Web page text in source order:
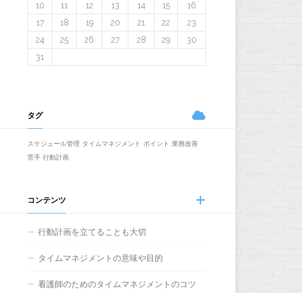
10
11 12 13 14 15
16
17
18 19 20 21 22
23
24
25 26 27 28 29
30
31
タグ
スケジュール管理 タイムマネジメント ポイント 業務改善
苦手 行動計画
コンテンツ
行動計画を立てることも大切
タイムマネジメントの意味や目的
看護師のためのタイムマネジメントのコツ